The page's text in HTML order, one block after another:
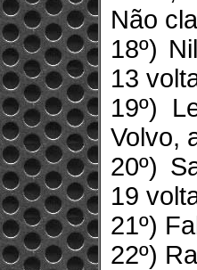
Não
18º)
13
19º)
Volvo,
20º)
19
21º)
22º)